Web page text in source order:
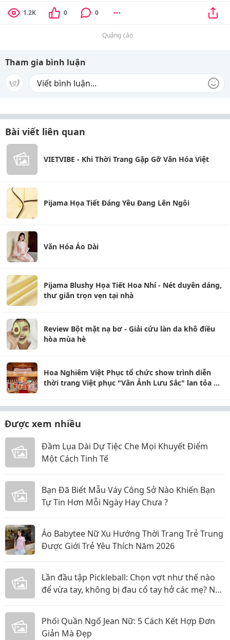
1.2K 0 0
Quảng cáo
Tham gia bình luận
Bài viết liên quan
VIETVIBE - Khi Thời Trang Gặp Gỡ Văn Hóa Việt
Pijama Họa Tiết Đáng Yêu Đang Lên Ngôi
Văn Hóa Áo Dài
Pijama Blushy Họa Tiết Hoa Nhí - Nét duyên dáng,
thư giãn trọn vẹn tại nhà
Review Bột mặt nạ bơ - Giải cứu làn da khô điều
hòa mùa hè
Hoa Nghiêm Việt Phục tổ chức show trình diễn
thời trang Việt phục "Vân Ảnh Lưu Sắc" lan tỏa vẻ
Được xem nhiều
Đầm Lụa Dài Dự Tiệc Che Mọi Khuyết Điểm
Một Cách Tinh Tế
Bạn Đã Biết Mẫu Váy Công Sở Nào Khiến Bạn
Tự Tin Hơn Mỗi Ngày Hay Chưa ?
Áo Babytee Nữ Xu Hướng Thời Trang Trẻ Trung
Được Giới Trẻ Yêu Thích Năm 2026
Lần đầu tập Pickleball: Chọn vợt như thế nào
để vừa tay, không bị đau cổ tay hở các mẹ? Nội
Phối Quần Ngố Jean Nữ: 5 Cách Kết Hợp Đơn
Giản Mà Đẹp